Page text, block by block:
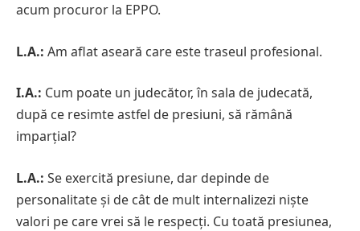
acum procuror la EPPO.
L.A.: Am aflat aseară care este traseul profesional.
I.A.: Cum poate un judecător, în sala de judecată,
după ce resimte astfel de presiuni, să rămână
imparțial?
L.A.: Se exercită presiune, dar depinde de
personalitate și de cât de mult internalizezi niște
valori pe care vrei să le respecți. Cu toată presiunea,